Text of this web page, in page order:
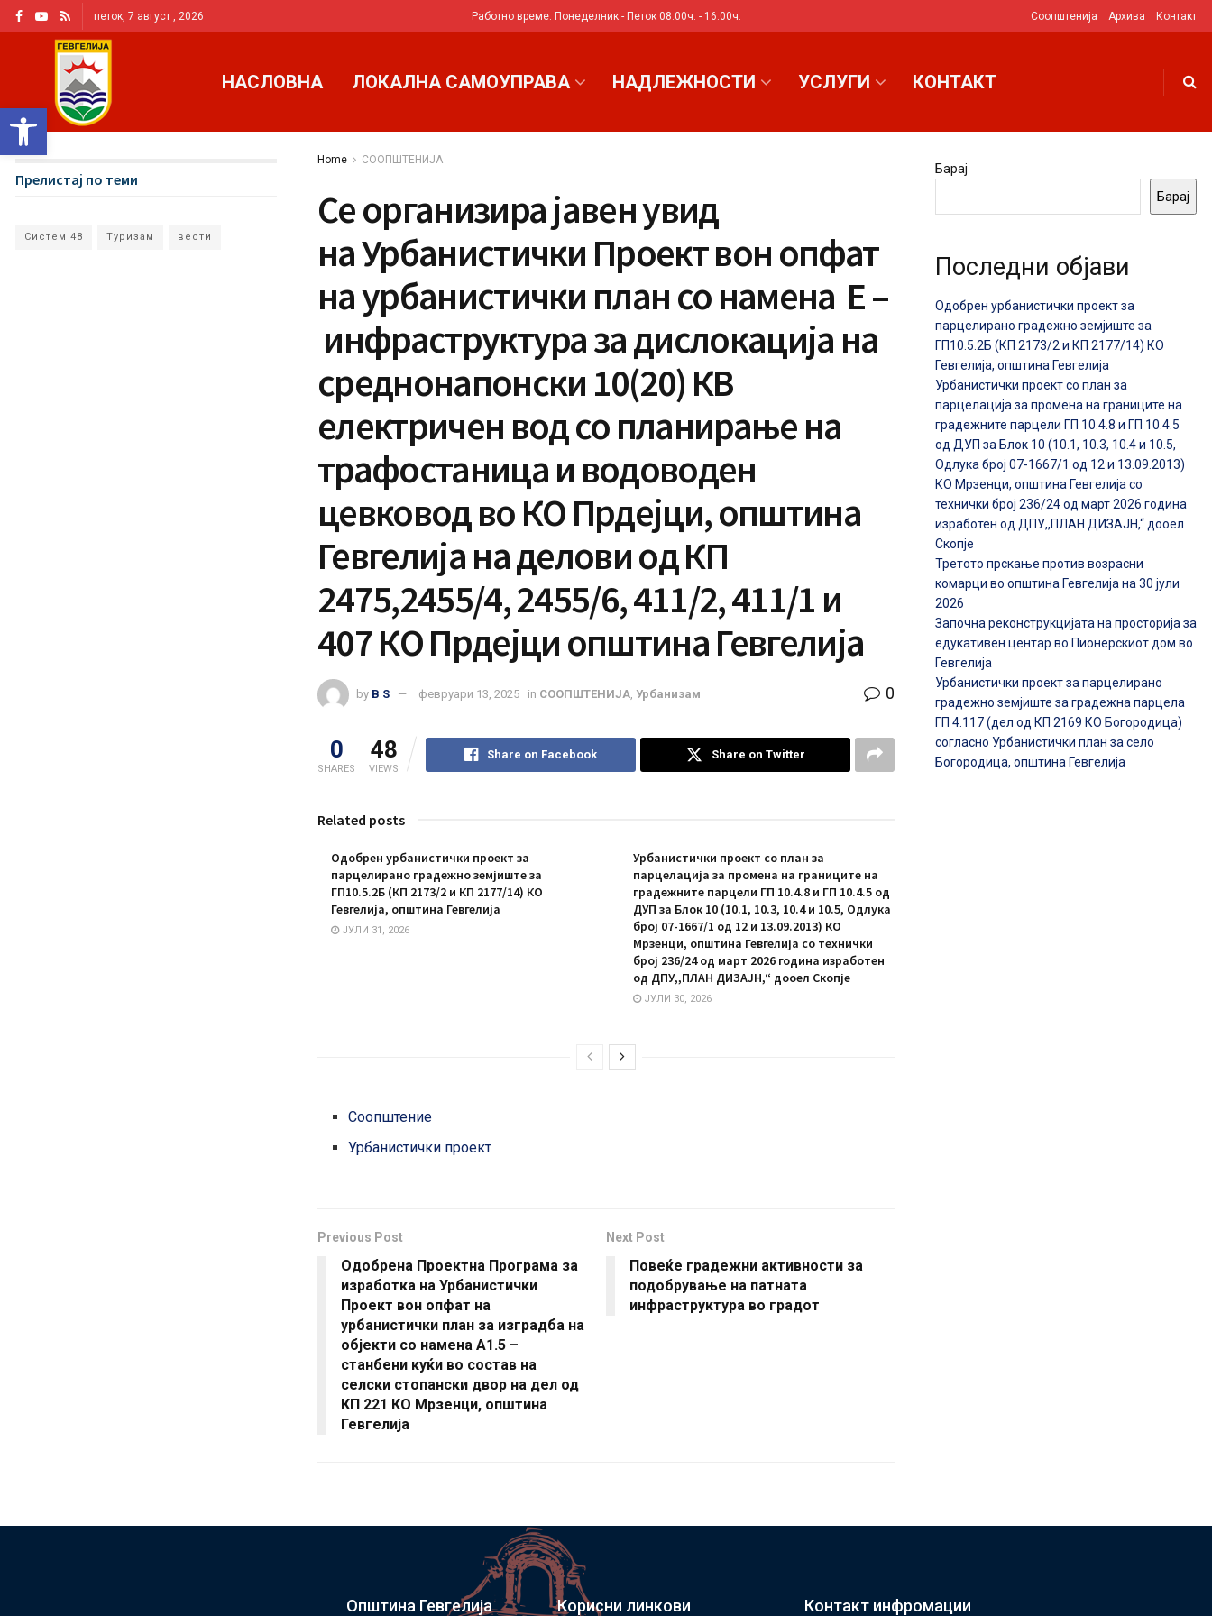
Open toolbar
петок, 7 август , 2026 Работно време: Понеделник - Петок 08:00ч. - 16:00ч. Соопштенија Архива Контакт
НАСЛОВНА ЛОКАЛНА САМОУПРАВА НАДЛЕЖНОСТИ УСЛУГИ КОНТАКТ
Home СООПШТЕНИЈА
Се организира јавен увид
на Урбанистички Проект вон опфат
на урбанистички план со намена E –
инфраструктура за дислокација на
среднонапонски 10(20) КВ
електричен вод со планирање на
трафостаница и водоводен
цевковод во КО Прдејци, општина
Гевгелија на делови од КП
2475,2455/4, 2455/6, 411/2, 411/1 и
407 КО Прдејци општина Гевгелија
by B S февруари 13, 2025 in СООПШТЕНИЈА Урбанизам 0
0
SHARES
48
VIEWS
Share on Facebook Share on Twitter
Related posts
Одобрен урбанистички проект за
парцелирано градежно земјиште за
ГП10.5.2Б (КП 2173/2 и КП 2177/14) КО
Гевгелија, општина Гевгелија
ЈУЛИ 31, 2026
Урбанистички проект со план за
парцелација за промена на границите на
градежните парцели ГП 10.4.8 и ГП 10.4.5 од
ДУП за Блок 10 (10.1, 10.3, 10.4 и 10.5, Одлука
број 07-1667/1 од 12 и 13.09.2013) КО
Мрзенци, општина Гевгелија со технички
број 236/24 од март 2026 година изработен
од ДПУ,,ПЛАН ДИЗАЈН,“ дооел Скопје
ЈУЛИ 30, 2026
Соопштение
Урбанистички проект
Previous Post
Одобрена Проектна Програма за
изработка на Урбанистички
Проект вон опфат на
урбанистички план за изградба на
објекти со намена А1.5 –
станбени куќи во состав на
селски стопански двор на дел од
КП 221 КО Мрзенци, општина
Гевгелија
Next Post
Повеќе градежни активности за
подобрување на патната
инфраструктура во градот
Прелистај по теми
Систем 48 Туризам вести
Барај
Барај
Последни објави
Одобрен урбанистички проект за
парцелирано градежно земјиште за
ГП10.5.2Б (КП 2173/2 и КП 2177/14) КО
Гевгелија, општина Гевгелија
Урбанистички проект со план за
парцелација за промена на границите на
градежните парцели ГП 10.4.8 и ГП 10.4.5
од ДУП за Блок 10 (10.1, 10.3, 10.4 и 10.5,
Одлука број 07-1667/1 од 12 и 13.09.2013)
КО Мрзенци, општина Гевгелија со
технички број 236/24 од март 2026 година
изработен од ДПУ,,ПЛАН ДИЗАЈН,“ дооел
Скопје
Третото прскање против возрасни
комарци во општина Гевгелија на 30 јули
2026
Започна реконструкцијата на просторија за
едукативен центар во Пионерскиот дом во
Гевгелија
Урбанистички проект за парцелирано
градежно земјиште за градежна парцела
ГП 4.117 (дел од КП 2169 КО Богородица)
согласно Урбанистички план за село
Богородица, општина Гевгелија
Општина Гевгелија Корисни линкови Контакт инфромации